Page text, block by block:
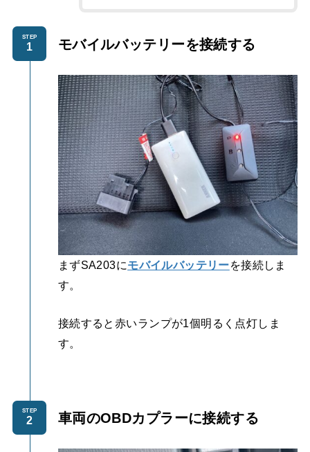
STEP モバイルバッテリーを接続する
まずSA203にモバイルバッテリーを接続しま
す。
接続すると赤いランプが1個明るく点灯しま
す。
STEP 車両のOBDカプラーに接続する